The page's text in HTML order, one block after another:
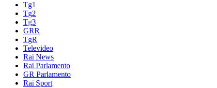
Tg1
Tg2
Tg3
GRR
TgR
Televideo
Rai News
Rai Parlamento
GR Parlamento
Rai Sport